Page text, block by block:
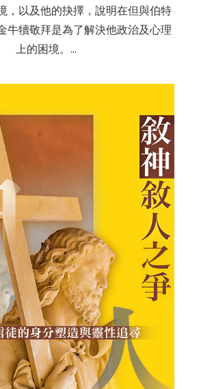
，以及他的抉擇，說明在但與伯特
牛犢敬拜是為了解決他政治及心理
上的困境。…